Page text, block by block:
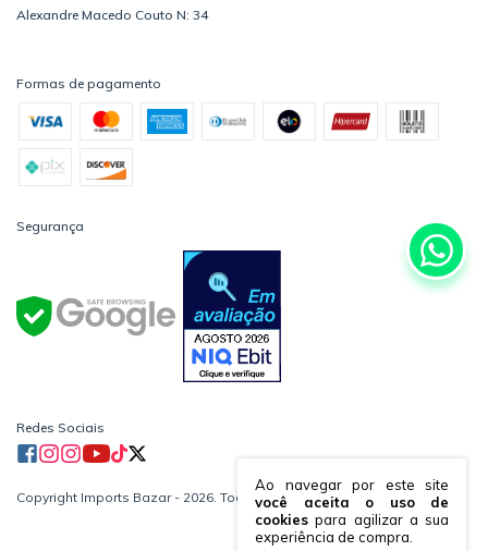
Ao navegar por este site
você aceita o uso de
cookies para agilizar a sua
experiência de compra.
Alexandre Macedo Couto N: 34
Formas de pagamento
Segurança
Redes Sociais
Copyright Imports Bazar - 2026. Todos os direitos reservados.